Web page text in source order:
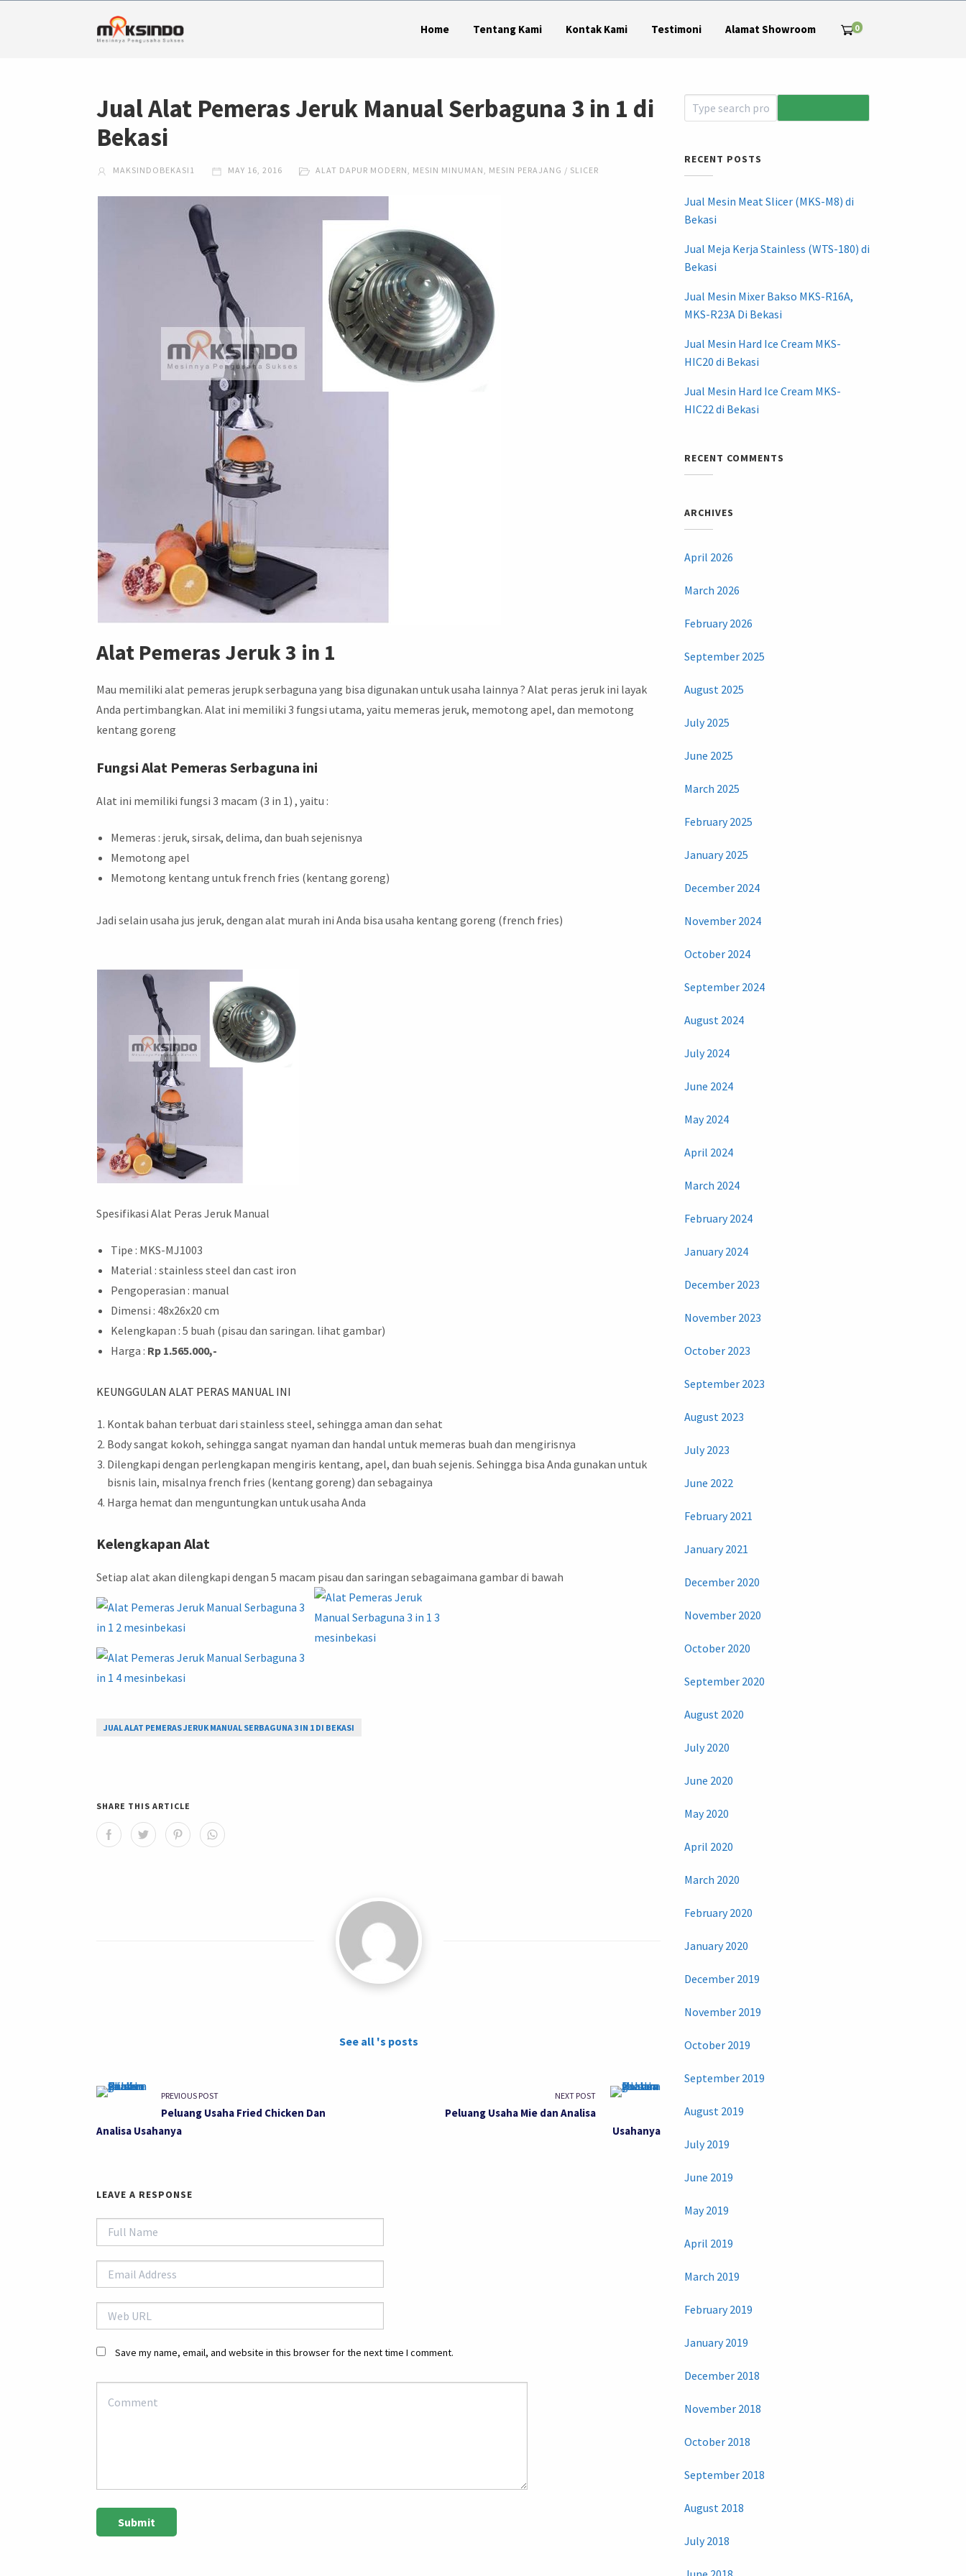
Home Tentang Kami Kontak Kami Testimoni Alamat Showroom 0
Jual Alat Pemeras Jeruk Manual Serbaguna 3 in 1 di
Bekasi
MAKSINDOBEKASI1 MAY 16, 2016 ALAT DAPUR MODERN, MESIN MINUMAN, MESIN PERAJANG / SLICER
Alat Pemeras Jeruk 3 in 1
Mau memiliki alat pemeras jerupk serbaguna yang bisa digunakan untuk usaha lainnya ? Alat peras jeruk ini layak
Anda pertimbangkan. Alat ini memiliki 3 fungsi utama, yaitu memeras jeruk, memotong apel, dan memotong
kentang goreng
Fungsi Alat Pemeras Serbaguna ini
Alat ini memiliki fungsi 3 macam (3 in 1) , yaitu :
Memeras : jeruk, sirsak, delima, dan buah sejenisnya
Memotong apel
Memotong kentang untuk french fries (kentang goreng)
Jadi selain usaha jus jeruk, dengan alat murah ini Anda bisa usaha kentang goreng (french fries)
Spesifikasi Alat Peras Jeruk Manual
Tipe : MKS-MJ1003
Material : stainless steel dan cast iron
Pengoperasian : manual
Dimensi : 48x26x20 cm
Kelengkapan : 5 buah (pisau dan saringan. lihat gambar)
Harga : Rp 1.565.000,-
KEUNGGULAN ALAT PERAS MANUAL INI
Kontak bahan terbuat dari stainless steel, sehingga aman dan sehat
Body sangat kokoh, sehingga sangat nyaman dan handal untuk memeras buah dan mengirisnya
Dilengkapi dengan perlengkapan mengiris kentang, apel, dan buah sejenis. Sehingga bisa Anda gunakan untuk
bisnis lain, misalnya french fries (kentang goreng) dan sebagainya
Harga hemat dan menguntungkan untuk usaha Anda
Kelengkapan Alat
Setiap alat akan dilengkapi dengan 5 macam pisau dan saringan sebagaimana gambar di bawah
JUAL ALAT PEMERAS JERUK MANUAL SERBAGUNA 3 IN 1 DI BEKASI
SHARE THIS ARTICLE
See all 's posts
PREVIOUS POST
Peluang Usaha Fried Chicken Dan
Analisa Usahanya
NEXT POST
Peluang Usaha Mie dan Analisa
Usahanya
LEAVE A RESPONSE
Save my name, email, and website in this browser for the next time I comment.
RECENT POSTS
Jual Mesin Meat Slicer (MKS-M8) di
Bekasi
Jual Meja Kerja Stainless (WTS-180) di
Bekasi
Jual Mesin Mixer Bakso MKS-R16A,
MKS-R23A Di Bekasi
Jual Mesin Hard Ice Cream MKS-
HIC20 di Bekasi
Jual Mesin Hard Ice Cream MKS-
HIC22 di Bekasi
RECENT COMMENTS
ARCHIVES
April 2026
March 2026
February 2026
September 2025
August 2025
July 2025
June 2025
March 2025
February 2025
January 2025
December 2024
November 2024
October 2024
September 2024
August 2024
July 2024
June 2024
May 2024
April 2024
March 2024
February 2024
January 2024
December 2023
November 2023
October 2023
September 2023
August 2023
July 2023
June 2022
February 2021
January 2021
December 2020
November 2020
October 2020
September 2020
August 2020
July 2020
June 2020
May 2020
April 2020
March 2020
February 2020
January 2020
December 2019
November 2019
October 2019
September 2019
August 2019
July 2019
June 2019
May 2019
April 2019
March 2019
February 2019
January 2019
December 2018
November 2018
October 2018
September 2018
August 2018
July 2018